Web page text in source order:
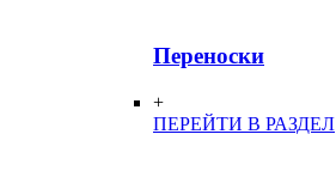
Переноски
+
ПЕРЕЙТИ В РАЗДЕЛ